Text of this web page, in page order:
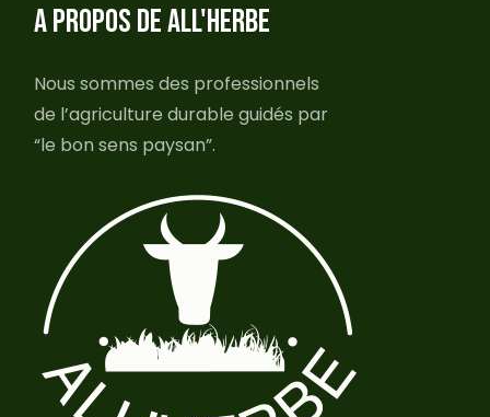
A PROPOS DE ALL'HERBE
Nous sommes des professionnels
de l’agriculture durable guidés par
“le bon sens paysan”.